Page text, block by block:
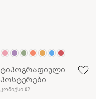
ტიპოგრაფიული
პოსტერები
კომიქსი 02